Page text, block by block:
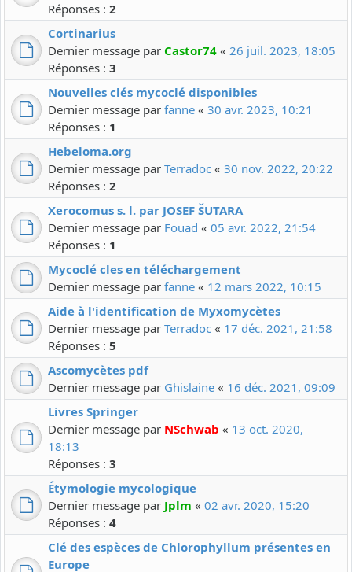
Réponses : 2
Cortinarius
Dernier message par Castor74 « 26 juil. 2023, 18:05
Réponses : 3
Nouvelles clés mycoclé disponibles
Dernier message par fanne « 30 avr. 2023, 10:21
Réponses : 1
Hebeloma.org
Dernier message par Terradoc « 30 nov. 2022, 20:22
Réponses : 2
Xerocomus s. l. par JOSEF ŠUTARA
Dernier message par Fouad « 05 avr. 2022, 21:54
Réponses : 1
Mycoclé cles en téléchargement
Dernier message par fanne « 12 mars 2022, 10:15
Aide à l'identification de Myxomycètes
Dernier message par Terradoc « 17 déc. 2021, 21:58
Réponses : 5
Ascomycètes pdf
Dernier message par Ghislaine « 16 déc. 2021, 09:09
Livres Springer
Dernier message par NSchwab « 13 oct. 2020,
18:13
Réponses : 3
Étymologie mycologique
Dernier message par Jplm « 02 avr. 2020, 15:20
Réponses : 4
Clé des espèces de Chlorophyllum présentes en
Europe